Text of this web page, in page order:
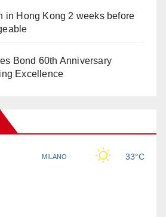
in Hong Kong 2 weeks before
Bond 60th Anniversary
Excellence